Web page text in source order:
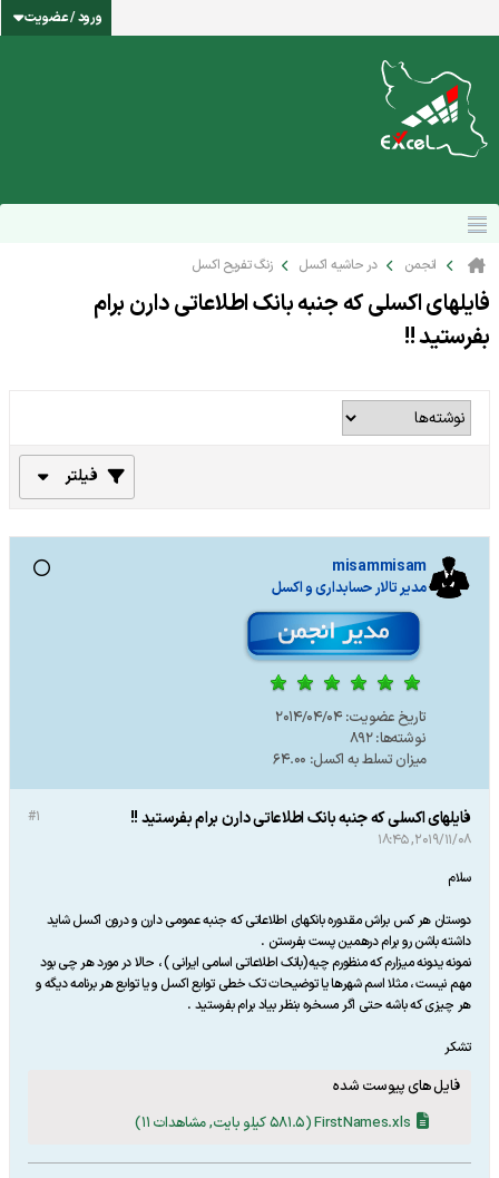
ورود / عضویت
انجمن در حاشیه اکسل زنگ تفریح اکسل
فایلهای اکسلی که جنبه بانک اطلاعاتی دارن برام
بفرستید !!
فیلتر
misammisam
مدير تالار حسابداری و اکسل
تاریخ عضویت: 2014/04/04
نوشته‌ها:892
میزان تسلط به اکسل: 64.00
#1 فایلهای اکسلی که جنبه بانک اطلاعاتی دارن برام بفرستید !!
2019/11/08, 18:45
سلام
دوستان هر کس براش مقدوره بانکهای اطلاعاتی که جنبه عمومی دارن و درون اکسل شاید
داشته باشن رو برام درهمین پست بفرستن .
نمونه یدونه میزارم که منظورم چیه(بانک اطلاعاتی اسامی ایرانی ) ، حالا در مورد هر چی بود
مهم نیست ، مثلا اسم شهرها یا توضیحات تک خطی توابع اکسل و یا توابع هر برنامه دیگه و
هر چیزی که باشه حتی اگر مسخره بنظر بیاد برام بفرستید .
تشکر
فایل های پیوست شده
FirstNames.xls(581.5 کیلو بایت, مشاهدات 11)